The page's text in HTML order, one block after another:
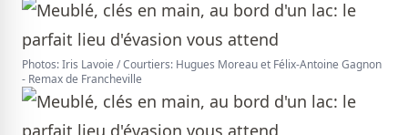
Photos: Iris Lavoie / Courtiers: Hugues Moreau et Félix-Antoine Gagnon
- Remax de Francheville